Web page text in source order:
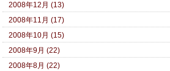
2008年12月 (13)
2008年11月 (17)
2008年10月 (15)
2008年9月 (22)
2008年8月 (22)